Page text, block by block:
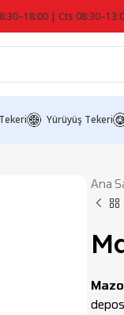
| Cts
Yürüyüş Tekeri
Ana